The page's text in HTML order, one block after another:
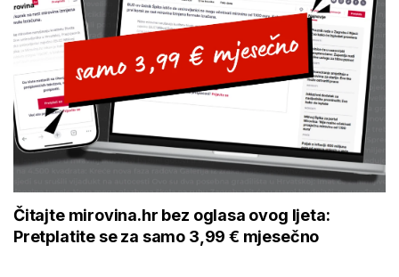
Čitajte mirovina.hr bez oglasa ovog ljeta:
Pretplatite se za samo 3,99 € mjesečno